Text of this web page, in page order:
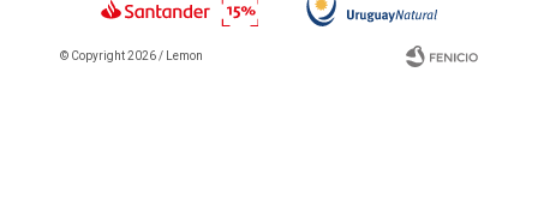
© Copyright 2026 / Lemon